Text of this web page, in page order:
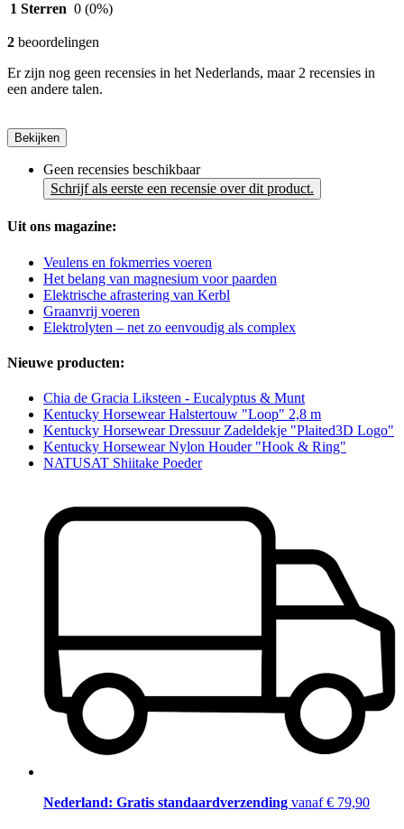
1 Sterren 0 (0%)
2 beoordelingen
Er zijn nog geen recensies in het Nederlands, maar 2 recensies in
een andere talen.
Bekijken
Geen recensies beschikbaar
Schrijf als eerste een recensie over dit product.
Uit ons magazine:
Veulens en fokmerries voeren
Het belang van magnesium voor paarden
Elektrische afrastering van Kerbl
Graanvrij voeren
Elektrolyten – net zo eenvoudig als complex
Nieuwe producten:
Chia de Gracia Liksteen - Eucalyptus & Munt
Kentucky Horsewear Halstertouw "Loop" 2,8 m
Kentucky Horsewear Dressuur Zadeldekje "Plaited3D Logo"
Kentucky Horsewear Nylon Houder "Hook & Ring"
NATUSAT Shiitake Poeder
Nederland: Gratis standaardverzending vanaf € 79,90